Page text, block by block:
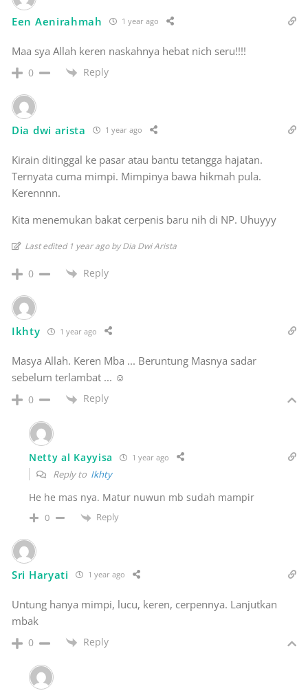
Een Aenirahmah 1 year ago
Maa sya Allah keren naskahnya hebat nich seru!!!!
0 Reply
Dia dwi arista 1 year ago
Kirain ditinggal ke pasar atau bantu tetangga hajatan.
Ternyata cuma mimpi. Mimpinya bawa hikmah pula.
Kerennnn.
Kita menemukan bakat cerpenis baru nih di NP. Uhuyyy
Last edited 1 year ago by Dia Dwi Arista
0 Reply
Ikhty 1 year ago
Masya Allah. Keren Mba ... Beruntung Masnya sadar
sebelum terlambat ... ☺️
0 Reply
Netty al Kayyisa 1 year ago
Reply to Ikhty
He he mas nya. Matur nuwun mb sudah mampir
0 Reply
Sri Haryati 1 year ago
Untung hanya mimpi, lucu, keren, cerpennya. Lanjutkan
mbak
0 Reply